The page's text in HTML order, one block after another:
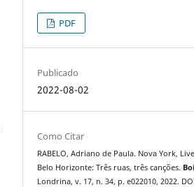
PDF
Publicado
2022-08-02
Como Citar
RABELO, Adriano de Paula. Nova York,
Belo Horizonte: Três ruas, três canções.
Londrina, v. 17, n. 34, p. e022010, 2022.